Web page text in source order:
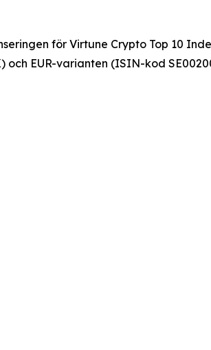
för Virtune Crypto Top 10
EUR-varianten (ISIN-kod